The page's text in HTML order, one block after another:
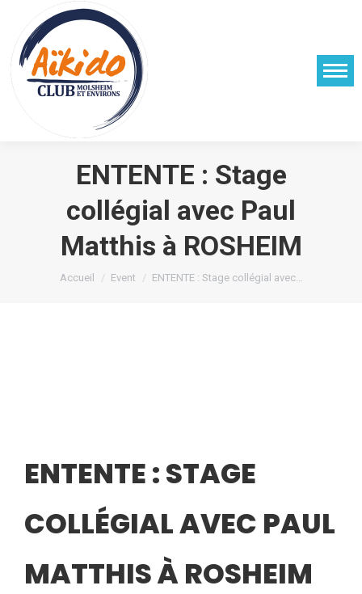
ENTENTE : Stage
collégial avec Paul
Matthis à ROSHEIM
Vous êtes ici :
Accueil Event ENTENTE : Stage collégial avec…
ENTENTE : STAGE
COLLÉGIAL AVEC PAUL
MATTHIS À ROSHEIM